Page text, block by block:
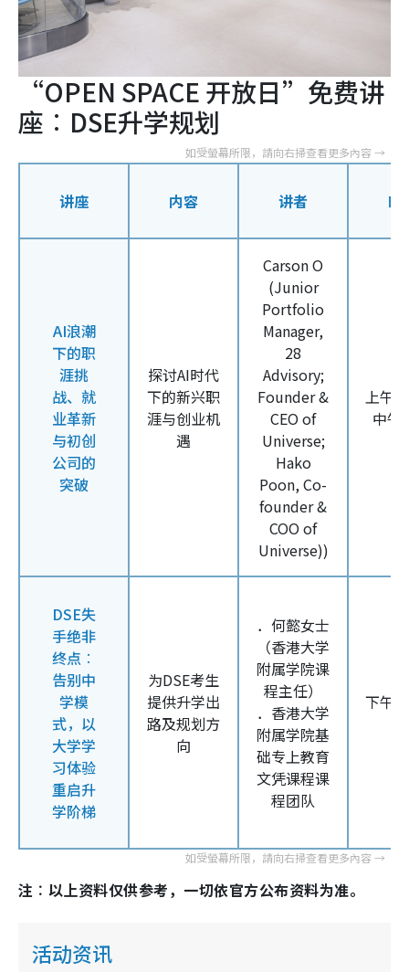
“OPEN SPACE 开放日”免费讲
座︰ DSE升学规划
讲座 内容 讲者 时
AI浪潮
下的职
涯挑
战、就
业革新
与初创
公司的
突破
探讨AI时代
下的新兴职
涯与创业机
遇
Carson O
(Junior
Portfolio
Manager,
28
Advisory;
Founder &
CEO of
Universe;
Hako
Poon, Co-
founder &
COO of
Universe))
上午
中午
DSE失
手绝非
终点︰
告别中
学模
式，以
大学学
习体验
重启升
学阶梯
为DSE考生
提供升学出
路及规划方
向
．何懿女士
（香港大学
附属学院课
程主任）
．香港大学
附属学院基
础专上教育
文凭课程课
程团队
下午
注︰以上资料仅供参考，一切依官方公布资料为准。
活动资讯